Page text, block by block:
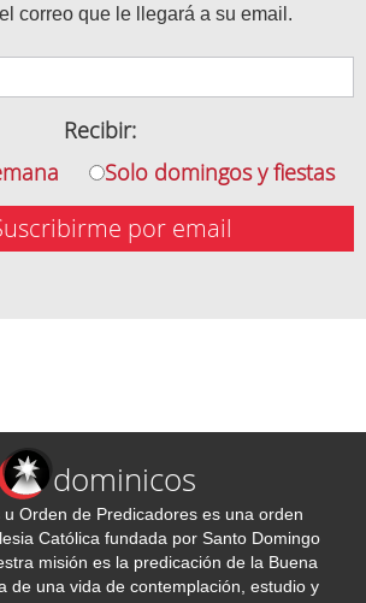
correo que le llegará a su email.
Recibir:
Solo domingos y fiestas
por email
dominicos
u Orden de Predicadores es una orden
Católica fundada por Santo Domingo
misión es la predicación de la Buena
de una vida de contemplación, estudio y